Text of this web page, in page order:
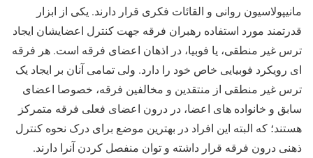
مانیپولاسیون روانی و القائات فکری قرار دارند. یکی از ابزار
قدرتمند مورد استفاده رهبران فرقه جهت کنترل اعضایشان ایجاد
ترس غیر منطقی، یا فوبیا، در اذهان اعضای فرقه است. هر فرقه
ای رویکرد فوبیایی خاص خود را دارد. ولی تمامی آنان بر ایجاد یک
ترس غیر منطقی از منتقدین و مخالفین فرقه، خصوصا اعضای
سابق و خانواده های اعضا، در درون اعضای فعلی فرقه متمرکز
هستند؛ که البته این افراد در بهترین موضع برای درک نحوه کنترل
ذهنی درون فرقه قرار داشته و توان منفصل کردن آنرا دارند.